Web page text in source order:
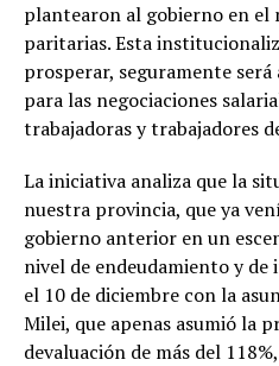
plantearon al gobierno en el
paritarias. Esta
prosperar, seguramente
para las negociaciones
trabajadoras y trabajadores
La iniciativa analiza que la
nuestra provincia, que ya
gobierno anterior en un
nivel de endeudamiento y de
el 10 de diciembre con la
Milei, que apenas asumió la
devaluación de más del